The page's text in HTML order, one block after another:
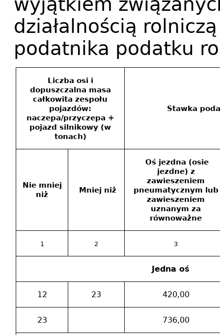
działalnością
podatnika podatku
Liczba osi i
dopuszczalna masa
całkowita zespołu
pojazdów:
naczepa/przyczepa +
pojazd silnikowy (w
tonach)
Stawka
Nie mniej
niż
Mniej niż
Oś jezdna (osie
jezdne) z
zawieszeniem
pneumatycznym lub
zawieszeniem
uznanym za
równoważne
1 2 3
Jedna oś
12 23 420,00
23 736,00